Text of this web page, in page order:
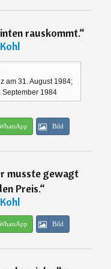
rauskommt.“
am 31. August 1984;
September 1984
Bild
musste gewagt
Preis.“
Bild